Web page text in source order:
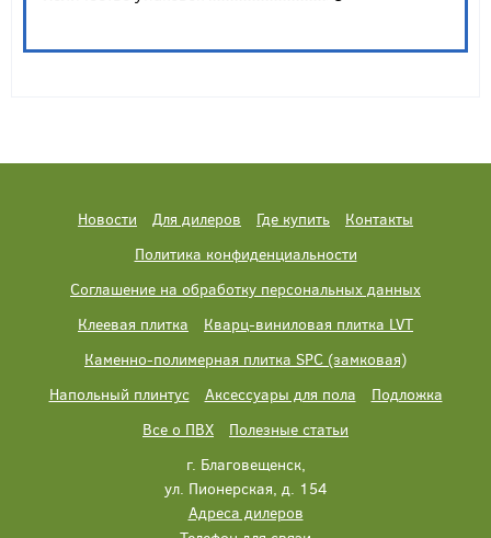
Новости Для дилеров Где купить
Контакты
Политика конфиденциальности
Соглашение на обработку персональных данных
Клеевая плитка
Кварц-виниловая плитка LVT
Каменно-полимерная плитка SPC (замковая)
Напольный плинтус
Аксессуары для пола
Подложка
Все о ПВХ
Полезные статьи
г. Благовещенск,
ул. Пионерская, д. 154
Адреса дилеров